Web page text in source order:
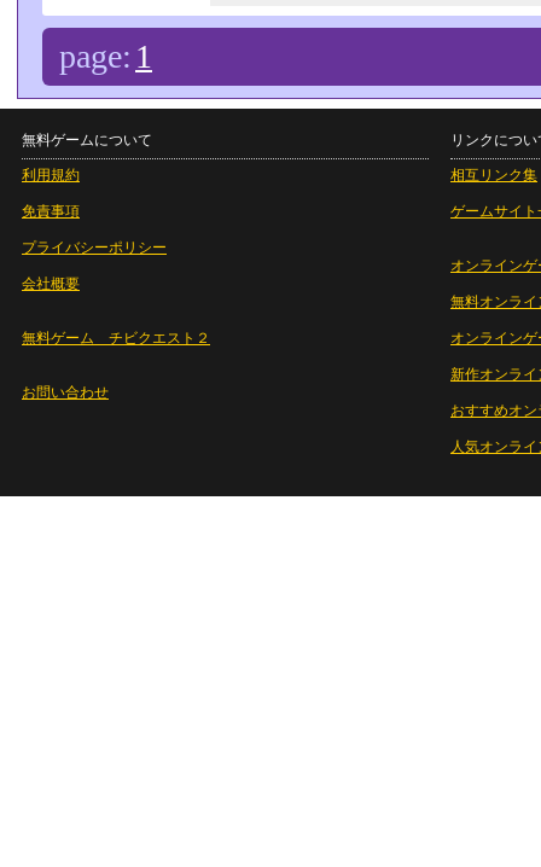
page: 1
無料ゲームについて
利用規約
免責事項
プライバシーポリシー
会社概要
無料ゲーム チビクエスト２
お問い合わせ
リンクについ
相互リンク集
ゲームサイト
オンラインゲ
無料オンライ
オンライン
新作オンライ
おすすめオ
人気オンラ